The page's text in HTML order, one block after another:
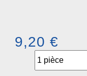
9,20 €